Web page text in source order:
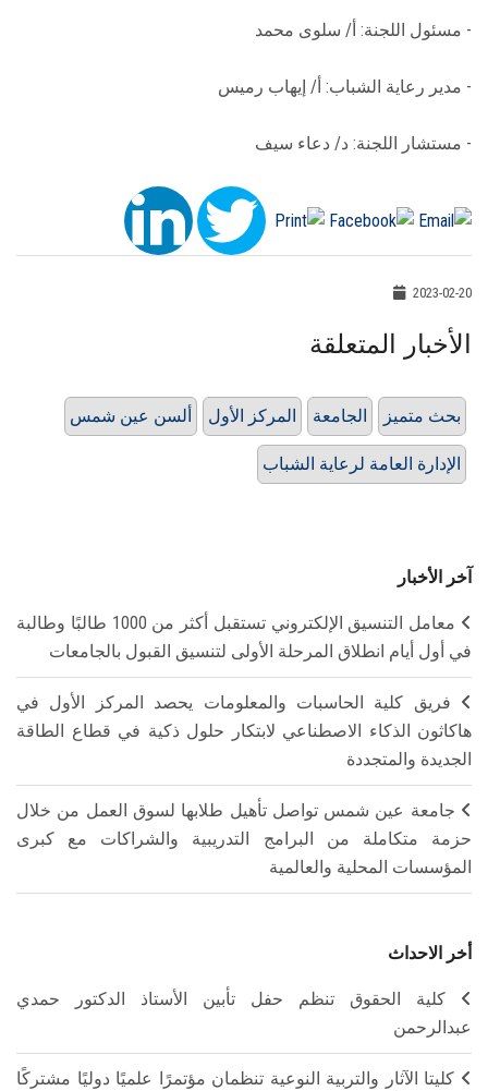
- مسئول اللجنة: أ/ سلوى محمد
- مدير رعاية الشباب: أ/ إيهاب رميس
- مستشار اللجنة: د/ دعاء سيف
2023-02-20
الأخبار المتعلقة
ألسن عين شمس المركز الأول الجامعة بحث متميز
الإدارة العامة لرعاية الشباب
آخر الأخبار
معامل التنسيق الإلكتروني تستقبل أكثر من 1000 طالبًا وطالبة
في أول أيام انطلاق المرحلة الأولى لتنسيق القبول بالجامعات
فريق كلية الحاسبات والمعلومات يحصد المركز الأول في
هاكاثون الذكاء الاصطناعي لابتكار حلول ذكية في قطاع الطاقة
الجديدة والمتجددة
جامعة عين شمس تواصل تأهيل طلابها لسوق العمل من خلال
حزمة متكاملة من البرامج التدريبية والشراكات مع كبرى
المؤسسات المحلية والعالمية
أخر الاحداث
كلية الحقوق تنظم حفل تأبين الأستاذ الدكتور حمدي
عبدالرحمن
كليتا الآثار والتربية النوعية تنظمان مؤتمرًا علميًا دوليًا مشتركًا